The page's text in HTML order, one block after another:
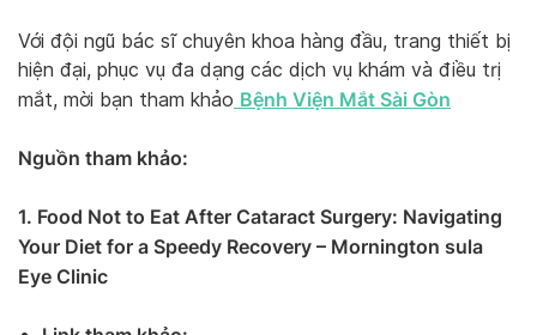
Với đội ngũ bác sĩ chuyên khoa hàng đầu, trang thiết bị
hiện đại, phục vụ đa dạng các dịch vụ khám và điều trị
mắt, mời bạn tham khảo Bệnh Viện Mắt Sài Gòn
Nguồn tham khảo:
1. Food Not to Eat After Cataract Surgery: Navigating
Your Diet for a Speedy Recovery – Mornington sula
Eye Clinic